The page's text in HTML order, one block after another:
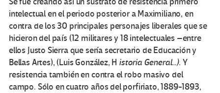
intelectual en el periodo posterior a Maximiliano, en
contra de los 30 principales personajes liberales que se
hicieron del país (12 militares y 18 intelectuales –entre
ellos Justo Sierra que sería secretario de Educación y
Bellas Artes), (Luis González, H istoria General…). Y
resistencia también en contra el robo masivo del
campo. Sólo en cuatro años del porfiriato, 1889-1893,